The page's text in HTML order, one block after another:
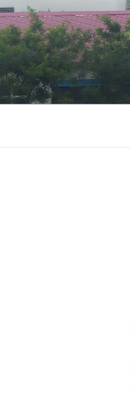
Zum
Inhalt
springen